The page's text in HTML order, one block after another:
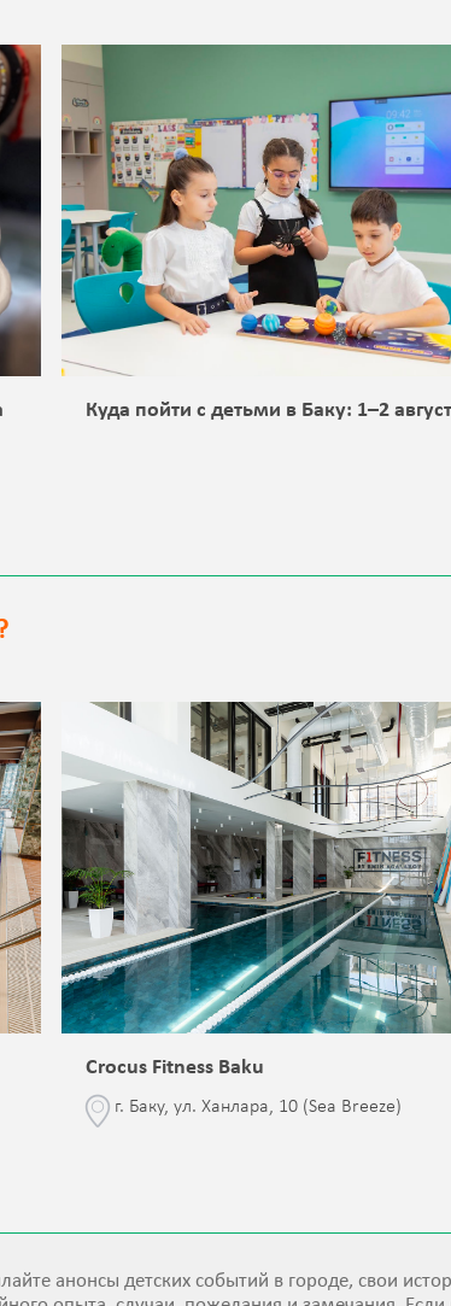
Куда пойти с детьми в Баку: 1–2
Crocus Fitness Baku
г. Баку, ул. Ханлара, 10 (Sea Breeze)
анонсы детских событий в городе, свои